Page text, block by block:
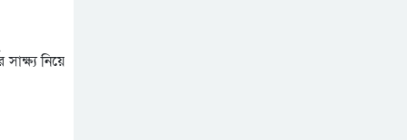
নিয়ে